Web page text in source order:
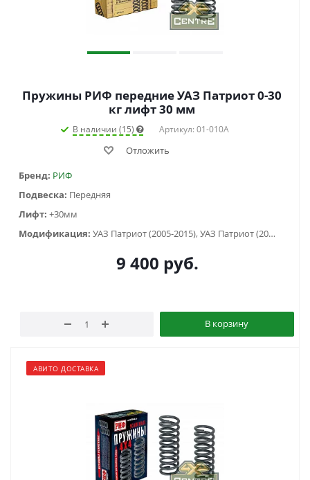
Пружины РИФ передние УАЗ Патриот 0-30
кг лифт 30 мм
В наличии (15) Артикул: 01-010A
Отложить
Бренд: РИФ
Подвеска: Передняя
Лифт: +30мм
Модификация:
УАЗ Патриот (2005-2015), УАЗ Патриот (2015-2018), УАЗ Патриот (2019-...), УАЗ Патриот пикап (2008-...)
9 400 руб.
В корзину
АВИТО ДОСТАВКА